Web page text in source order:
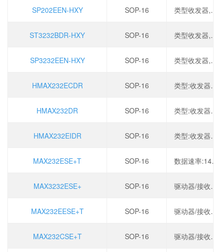
SP202EEN-HXY SOP-16 类型收发器,电源电压4.5V~5.5V,数据速率120Kbps,驱动器/接收器2/2,
ST3232BDR-HXY SOP-16 类型收发器,电源电压3V~5.5V,数据速率250Kbps,驱动器/接收器2/2,
SP3232EEN-HXY SOP-16 类型收发器,电源电压3V~5.5V,数据速率250Kbps,驱动器/接收器2/2,
HMAX232ECDR SOP-16 类型:收发器,驱动器/接收器:2/2,数据速率:250Kbps,电源电压:4.5V~5.5V,
HMAX232DR SOP-16 类型:收发器,驱动器/接收器:2/2,数据速率:250Kbps,电源电压:4.5V~5.5V,
HMAX232EIDR SOP-16 类型:收发器,驱动器/接收器:2/2,数据速率:250Kbps,电源电压:4.5V~5.5V,
MAX232ESE+T SOP-16 数据速率:140Kbps,电源电压:5.5V,
MAX3232ESE+ SOP-16 驱动器/接收器:1/1,数据速率:300Kbps,电源电压:3V~5.5V,
MAX232EESE+T SOP-16 驱动器/接收器:2/2,数据速率:120Kbps,电源电压:5V,
MAX232CSE+T SOP-16 驱动器/接收器:2/2,数据速率:120Kbps,电源电压:5V,